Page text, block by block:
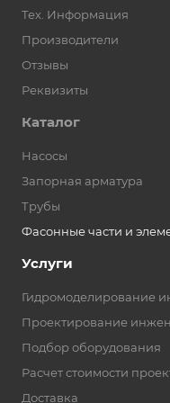
Тех. Информация
Производители
Отзывы
Реквизиты
Каталог
Насосы
Запорная арматура
Трубы
Фасонные части и
Услуги
Гидромоделирование
Проектирование
Подбор оборудования
Расчет стоимости
Доставка